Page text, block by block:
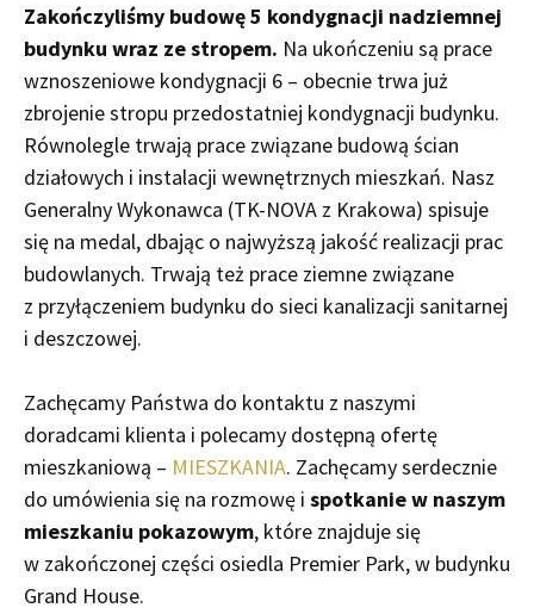
Zakończyliśmy budowę 5 kondygnacji nadziemnej
budynku wraz ze stropem. Na ukończeniu są prace
wznoszeniowe kondygnacji 6 – obecnie trwa już
zbrojenie stropu przedostatniej kondygnacji budynku.
Równolegle trwają prace związane budową ścian
działowych i instalacji wewnętrznych mieszkań. Nasz
Generalny Wykonawca (TK-NOVA z Krakowa) spisuje
się na medal, dbając o najwyższą jakość realizacji prac
budowlanych. Trwają też prace ziemne związane
z przyłączeniem budynku do sieci kanalizacji sanitarnej
i deszczowej.
Zachęcamy Państwa do kontaktu z naszymi
doradcami klienta i polecamy dostępną ofertę
mieszkaniową – MIESZKANIA. Zachęcamy serdecznie
do umówienia się na rozmowę i spotkanie w naszym
mieszkaniu pokazowym, które znajduje się
w zakończonej części osiedla Premier Park, w budynku
Grand House.